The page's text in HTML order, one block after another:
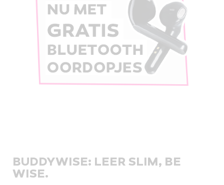
BUDDYWISE: LEER SLIM, BE
WISE.